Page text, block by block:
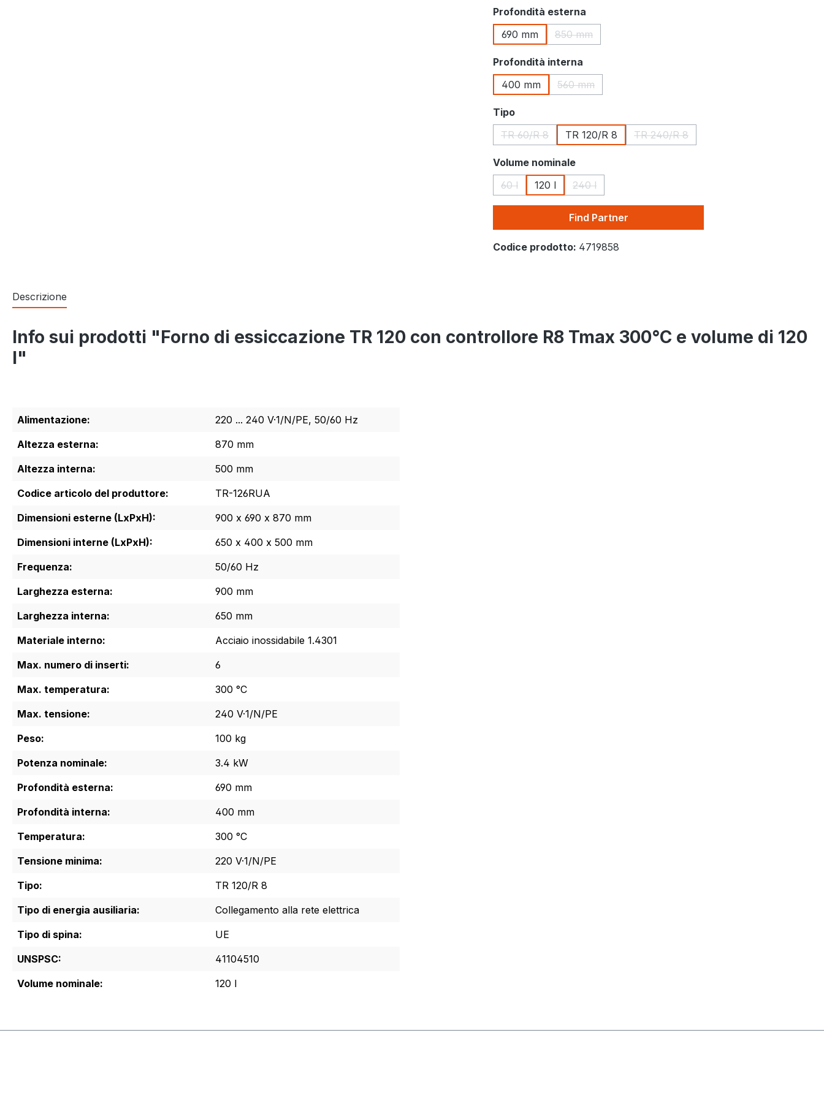
Seleziona
Profondità esterna
690 mm
850 mm
(Questa opzione non è al momento disponibile.)
Seleziona
Profondità interna
400 mm
560 mm
(Questa opzione non è al momento disponibile.)
Seleziona
Tipo
TR 60/R 8
(Questa opzione non è al momento disponibile.)
TR 120/R 8 TR 240/R 8
(Questa opzione non è al momento
Seleziona
Volume nominale
60 l
(Questa opzione non è al momento disponibile.)
120 l 240 l
(Questa opzione non è al momento disponibile.)
Find Partner
Codice prodotto: 4719858
Descrizione
Info sui prodotti "Forno di essiccazione TR 120 con controllore R8 Tmax 300°C e volume di 120
l"
Alimentazione:
220 ... 240 V·1/N/PE, 50/60 Hz
Altezza esterna:
870 mm
Altezza interna:
500 mm
Codice articolo del produttore:
TR-126RUA
Dimensioni esterne (LxPxH):
900 x 690 x 870 mm
Dimensioni interne (LxPxH):
650 x 400 x 500 mm
Frequenza:
50/60 Hz
Larghezza esterna:
900 mm
Larghezza interna:
650 mm
Materiale interno:
Acciaio inossidabile 1.4301
Max. numero di inserti:
6
Max. temperatura:
300 °C
Max. tensione:
240 V·1/N/PE
Peso:
100 kg
Potenza nominale:
3.4 kW
Profondità esterna:
690 mm
Profondità interna:
400 mm
Temperatura:
300 °C
Tensione minima:
220 V·1/N/PE
Tipo:
TR 120/R 8
Tipo di energia ausiliaria:
Collegamento alla rete elettrica
Tipo di spina:
UE
UNSPSC:
41104510
Volume nominale:
120 l